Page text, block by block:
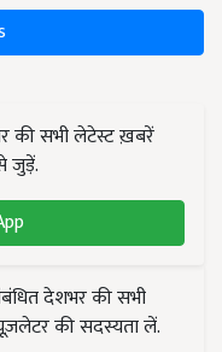
की सभी लेटेस्ट ख़बरें
जुड़ें.
देशभर की सभी
की सदस्यता लें.